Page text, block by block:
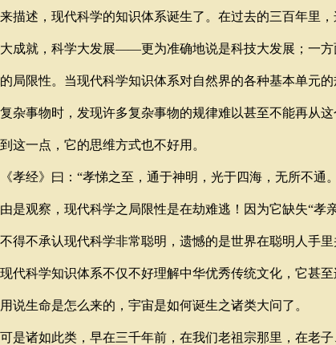
描述，现代科学的知识体系诞生了。在过去的三百年里
成就，科学大发展——更为准确地说是科技大发展；一
局限性。当现代科学知识体系对自然界的各种基本单元
杂事物时，发现许多复杂事物的规律难以甚至不能再从
这一点，它的思维方式也不好用。
孝经》曰：“孝悌之至，通于神明，光于四海，无所不通。
是观察，现代科学之局限性是在劫难逃！因为它缺失“孝
得不承认现代科学非常聪明，遗憾的是世界在聪明人手里
代科学知识体系不仅不好理解中华优秀传统文化，它甚
说生命是怎么来的，宇宙是如何诞生之诸类大问了。
是诸如此类，早在三千年前，在我们老祖宗那里，在老